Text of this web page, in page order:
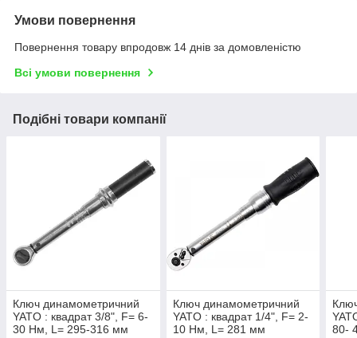
Умови повернення
Повернення товару впродовж 14 днів за домовленістю
Всі умови повернення
Подібні товари компанії
Ключ динамометричний
YATO : квадрат 3/8", F= 6-
30 Нм, L= 295-316 мм
Ключ динамометричний
YATO : квадрат 1/4", F= 2-
10 Нм, L= 281 мм
80-